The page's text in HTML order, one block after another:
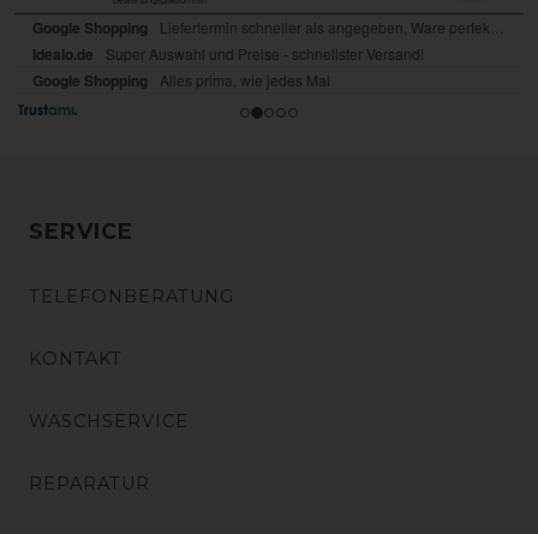
SERVICE
TELEFONBERATUNG
KONTAKT
WASCHSERVICE
REPARATUR